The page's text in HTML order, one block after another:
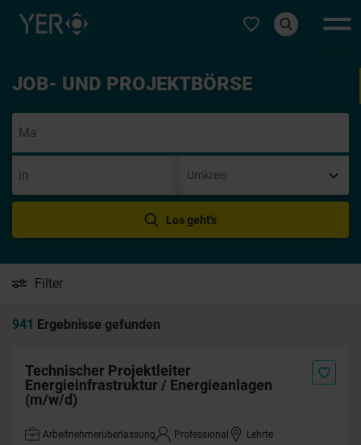
Typ auswählen
JOB- UND PROJEKTBÖRSE
Los geht's
Filter
941 Ergebnisse gefunden
Technischer Projektleiter
Energieinfrastruktur / Energieanlagen
(m/w/d)
Arbeitnehmerüberlassung Professional
Lehrte